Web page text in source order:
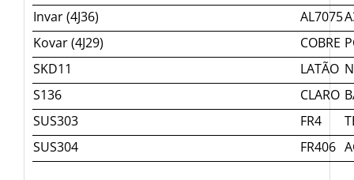
Invar (4J36)
AL7075
Kovar (4J29)
COBRE
SKD11
LATÃO
S136
CLARO
SUS303
FR4
SUS304
FR406